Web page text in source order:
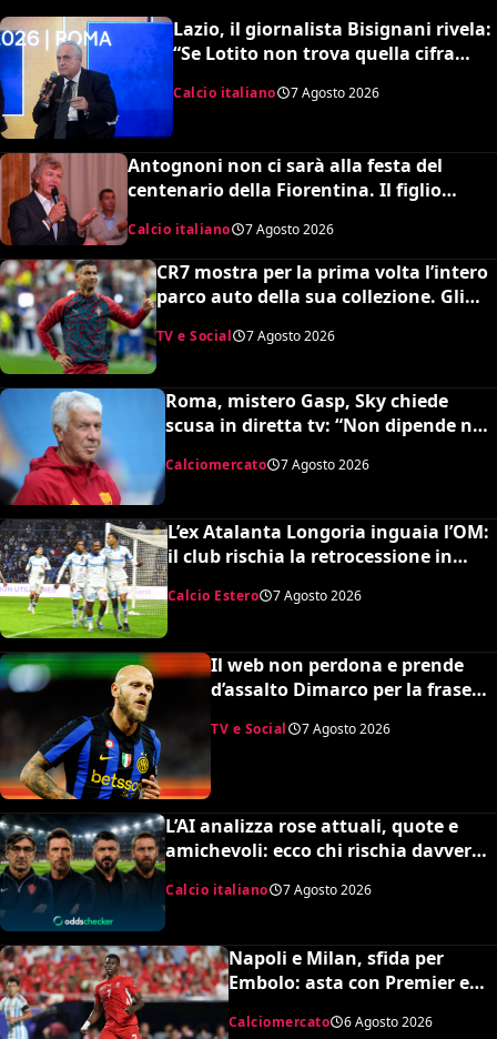
Lazio, il giornalista Bisignani rivela:
“Se Lotito non trova quella cifra
Calcio italiano 7 Agosto 2026
Antognoni non ci sarà alla festa del
centenario della Fiorentina. Il figlio
jr. I motivi di questa scelta e cosa sta
succedendo
Calcio italiano 7 Agosto 2026
CR7 mostra per la prima volta l’intero
parco auto della sua collezione. Gli
esperti stimano il valore complessivo
ed è da urlo
TV e Social 7 Agosto 2026
Roma, mistero Gasp, Sky chiede
scusa in diretta tv: “Non dipende né
arrivo?
Calciomercato 7 Agosto 2026
L’ex Atalanta Longoria inguaia l’OM:
il club rischia la retrocessione in
Ligue 2 e svende tutti i suoi pezzi
pregiati
Calcio Estero 7 Agosto 2026
Il web non perdona e prende
d’assalto Dimarco per la frase
TV e Social 7 Agosto 2026
L’AI analizza rose attuali, quote e
amichevoli: ecco chi rischia davvero
un’insospettabile
Calcio italiano 7 Agosto 2026
Napoli e Milan, sfida per
Embolo: asta con Premier e
MLS, il prezzo
Calciomercato 6 Agosto 2026